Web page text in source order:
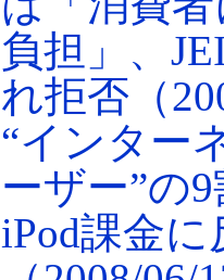
負担」、
れ拒否（
“インター
ーザー”の
iPod課金に